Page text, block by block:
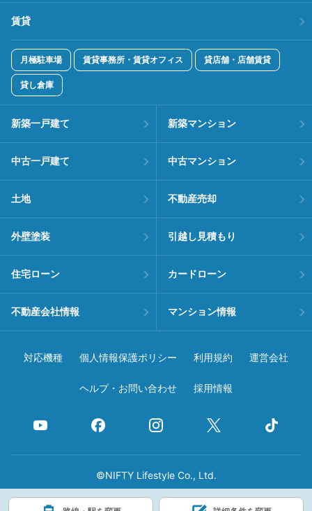
賃貸
月極駐車場 賃貸事務所・賃貸オフィス 貸店舗・店舗賃貸
貸し倉庫
新築一戸建て 新築マンション
中古一戸建て 中古マンション
土地 不動産売却
外壁塗装 引越し見積もり
住宅ローン カードローン
不動産会社情報 マンション情報
対応機種 個人情報保護ポリシー 利用規約 運営会社
ヘルプ・お問い合わせ 採用情報
©NIFTY Lifestyle Co., Ltd.